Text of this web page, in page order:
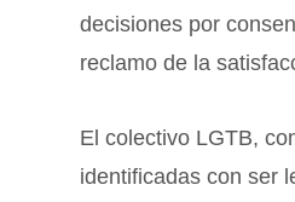
decisiones por
reclamo de la
El colectivo LGTB,
identificadas con ser